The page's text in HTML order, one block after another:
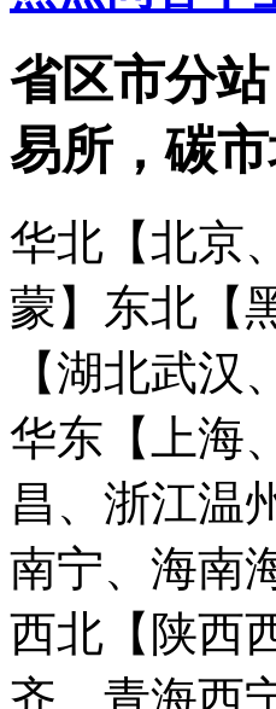
省区市分
易所，碳
华北【北京
蒙】 东北【
【湖北武
华东【上海
昌、浙江温
南宁、海南
西北【陕西